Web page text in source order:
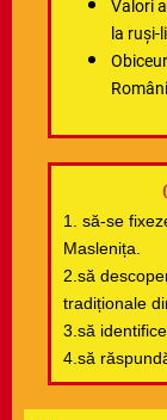
Valori
la ruși-
1. să-se
Maslenița.
2.să
tradiționale
3.să
4.să